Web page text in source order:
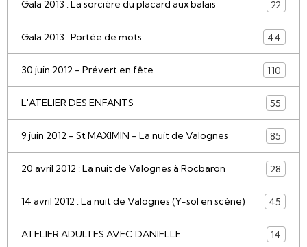
Gala 2013 : La sorcière du placard aux balais 22
Gala 2013 : Portée de mots 44
30 juin 2012 - Prévert en fête 110
L'ATELIER DES ENFANTS 55
9 juin 2012 - St MAXIMIN - La nuit de Valognes 85
20 avril 2012 : La nuit de Valognes à Rocbaron 28
14 avril 2012 : La nuit de Valognes (Y-sol en scène) 45
ATELIER ADULTES AVEC DANIELLE 14